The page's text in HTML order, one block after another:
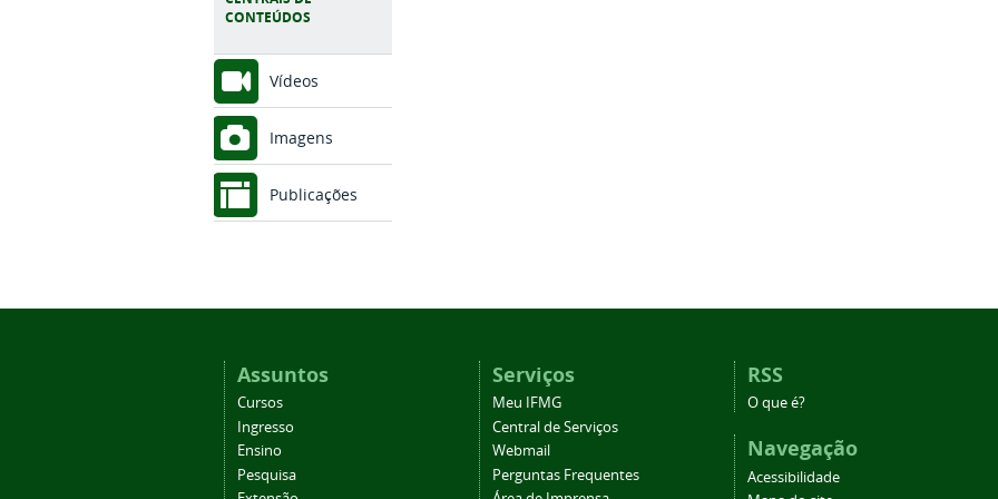
CONTEÚDOS
Vídeos
Imagens
Publicações
Assuntos
Cursos
Ingresso
Ensino
Pesquisa
Serviços
Meu IFMG
Central de Serviços
Webmail
Perguntas Frequentes
RSS
O que é?
Navegação
Acessibilidade